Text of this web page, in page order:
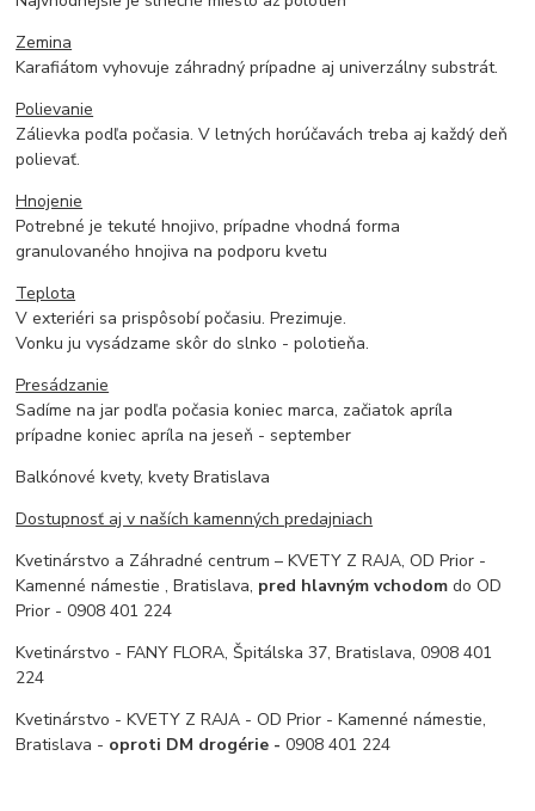
Zemina
Karafiátom vyhovuje záhradný prípadne aj univerzálny substrát.
Polievanie
Zálievka podľa počasia. V letných horúčavách treba aj každý deň
polievať.
Hnojenie
Potrebné je tekuté hnojivo, prípadne vhodná forma
granulovaného hnojiva na podporu kvetu
Teplota
V exteriéri sa prispôsobí počasiu. Prezimuje.
Vonku ju vysádzame skôr do slnko - polotieňa.
Presádzanie
Sadíme na jar podľa počasia koniec marca, začiatok apríla
prípadne koniec apríla na jeseň - september
Balkónové kvety, kvety Bratislava
Dostupnosť aj v naších kamenných predajniach
Kvetinárstvo a Záhradné centrum – KVETY Z RAJA, OD Prior -
Kamenné námestie , Bratislava, pred hlavným vchodom do OD
Prior - 0908 401 224
Kvetinárstvo - FANY FLORA, Špitálska 37, Bratislava, 0908 401
224
Kvetinárstvo - KVETY Z RAJA - OD Prior - Kamenné námestie,
Bratislava - oproti DM drogérie -0908 401 224